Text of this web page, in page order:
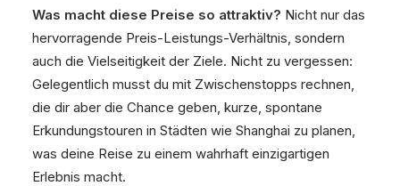
Was macht diese Preise so attraktiv? Nicht nur das
hervorragende Preis-Leistungs-Verhältnis, sondern
auch die Vielseitigkeit der Ziele. Nicht zu vergessen:
Gelegentlich musst du mit Zwischenstopps rechnen,
die dir aber die Chance geben, kurze, spontane
Erkundungstouren in Städten wie Shanghai zu planen,
was deine Reise zu einem wahrhaft einzigartigen
Erlebnis macht.